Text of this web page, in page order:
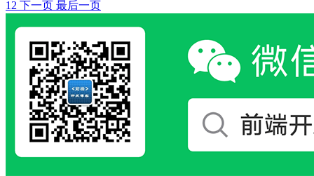
1 2 下一页 最后一页